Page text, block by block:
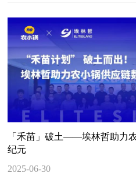
上新台阶，更成为行业数智转型的
「禾苗」破土——埃林哲助力
纪元
2025-06-30